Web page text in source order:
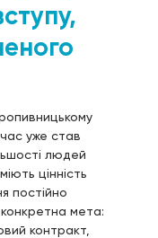
уже став
людей
цінність
постійно
конкретна мета:
контракт,